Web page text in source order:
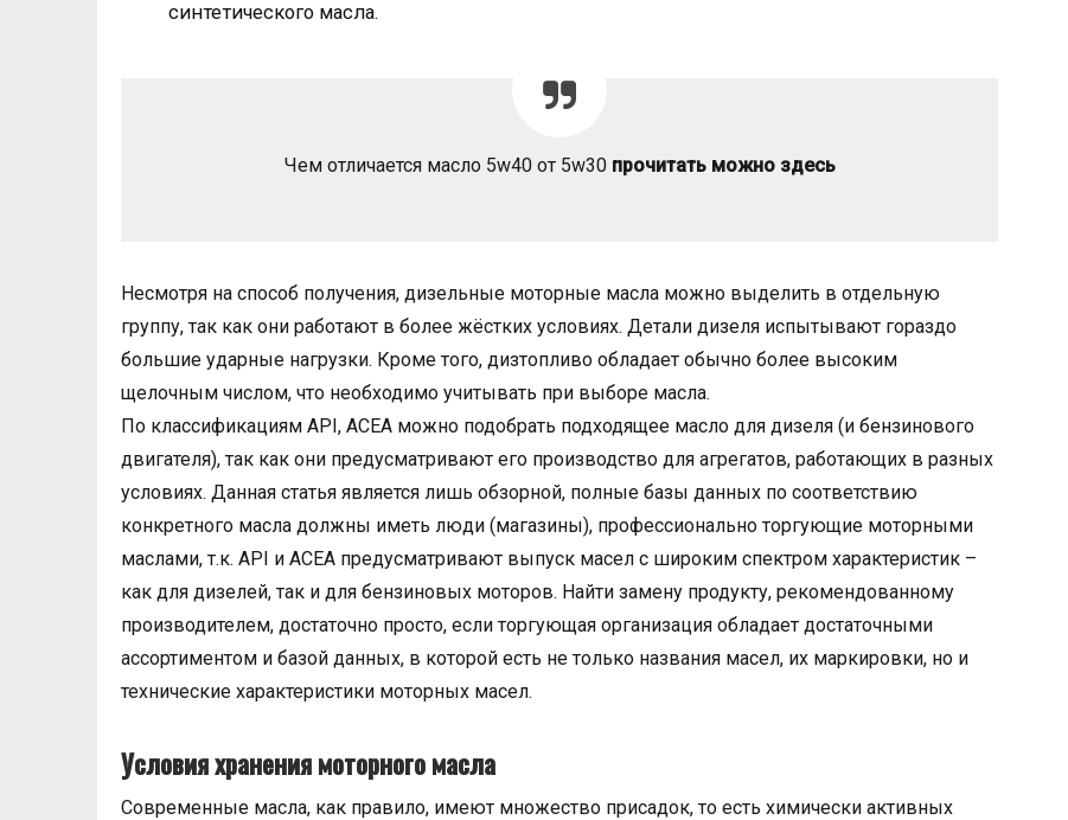
синтетического масла.
Чем отличается масло 5w40 от 5w30 прочитать можно здесь
Несмотря на способ получения, дизельные моторные масла можно выделить в отдельную
группу, так как они работают в более жёстких условиях. Детали дизеля испытывают гораздо
большие ударные нагрузки. Кроме того, дизтопливо обладает обычно более высоким
щелочным числом, что необходимо учитывать при выборе масла.
По классификациям API, ACEA можно подобрать подходящее масло для дизеля (и бензинового
двигателя), так как они предусматривают его производство для агрегатов, работающих в разных
условиях. Данная статья является лишь обзорной, полные базы данных по соответствию
конкретного масла должны иметь люди (магазины), профессионально торгующие моторными
маслами, т.к. API и ACEA предусматривают выпуск масел с широким спектром характеристик –
как для дизелей, так и для бензиновых моторов. Найти замену продукту, рекомендованному
производителем, достаточно просто, если торгующая организация обладает достаточными
ассортиментом и базой данных, в которой есть не только названия масел, их маркировки, но и
технические характеристики моторных масел.
Условия хранения моторного масла
Современные масла, как правило, имеют множество присадок, то есть химически активных